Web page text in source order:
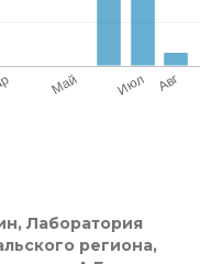
Лаборатория
региона,